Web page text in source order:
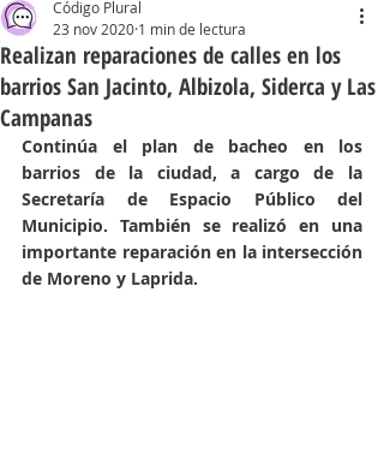
Realizan reparaciones de calles en los
barrios San Jacinto, Albizola, Siderca y Las
Campanas
Código Plural
23 nov 2020 1 min de lectura
Continúa el plan de bacheo en los
barrios de la ciudad, a cargo de la
Secretaría de Espacio Público del
Municipio. También se realizó en una
importante reparación en la intersección
de Moreno y Laprida.